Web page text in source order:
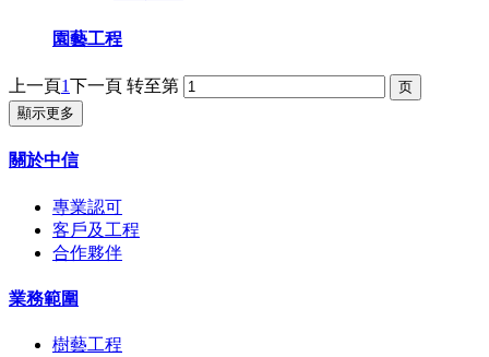
園藝工程
上一頁1下一頁 转至第
顯示更多
關於中信
專業認可
客戶及工程
合作夥伴
業務範圍
樹藝工程